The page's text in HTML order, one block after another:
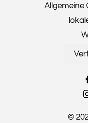
Allgemeine
©